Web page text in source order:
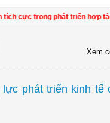
cực trong phát triển hợp tác
Xem
phát triển kinh tế